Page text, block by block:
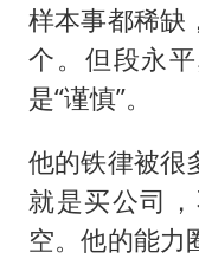
样本事都稀缺
个。但段永
是“谨慎”。
他的铁律被很
就是买公司
空。他的能